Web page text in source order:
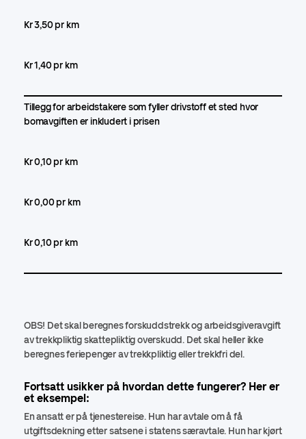
Kr 3,50 pr km
Kr 1,40 pr km
Tillegg for arbeidstakere som fyller drivstoff et sted hvor
bomavgiften er inkludert i prisen
Kr 0,10 pr km
Kr 0,00 pr km
Kr 0,10 pr km
OBS! Det skal beregnes forskuddstrekk og arbeidsgiveravgift
av trekkpliktig skattepliktig overskudd. Det skal heller ikke
beregnes feriepenger av trekkpliktig eller trekkfri del.
Fortsatt usikker på hvordan dette fungerer? Her er
et eksempel:
En ansatt er på tjenestereise. Hun har avtale om å få
utgiftsdekning etter satsene i statens særavtale. Hun har kjørt